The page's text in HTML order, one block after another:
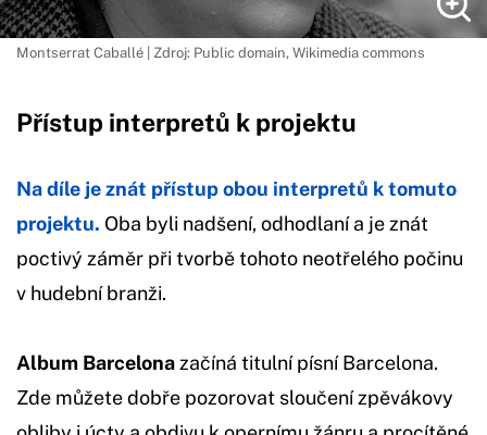
Montserrat Caballé | Zdroj: Public domain, Wikimedia commons
Přístup interpretů k projektu
Na díle je znát přístup obou interpretů k tomuto
projektu. Oba byli nadšení, odhodlaní a je znát
poctivý záměr při tvorbě tohoto neotřelého počinu
v hudební branži.
Album Barcelonazačíná titulní písní Barcelona.
Zde můžete dobře pozorovat sloučení zpěvákovy